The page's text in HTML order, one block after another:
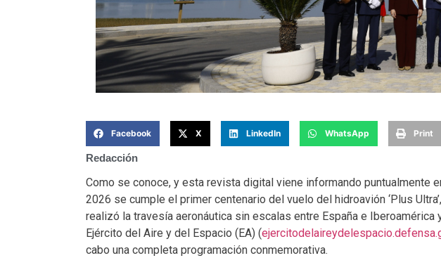
Facebook X LinkedIn WhatsApp Print
Redacción
Como se conoce, y esta revista digital viene informando puntualmente
2026 se cumple el primer centenario del vuelo del hidroavión ‘Plus
realizó la travesía aeronáutica sin escalas entre España e Iberoamérica
Ejército del Aire y del Espacio (EA) (
cabo una completa programación conmemorativa.